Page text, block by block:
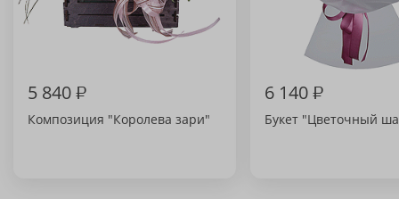
5 840₽
Композиция "Королева зари"
6 140₽
Букет "Цветочный